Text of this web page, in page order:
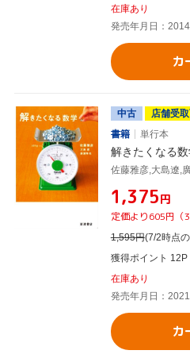
在庫あり
発売年月日：
カ
中古
店舗受
書籍
単行本
解きたくなる
佐藤雅彦,大島遼,
¥1,375円
定価より605円（
1,595円(7/2時点
獲得ポイント 12P
在庫あり
発売年月日：
カ